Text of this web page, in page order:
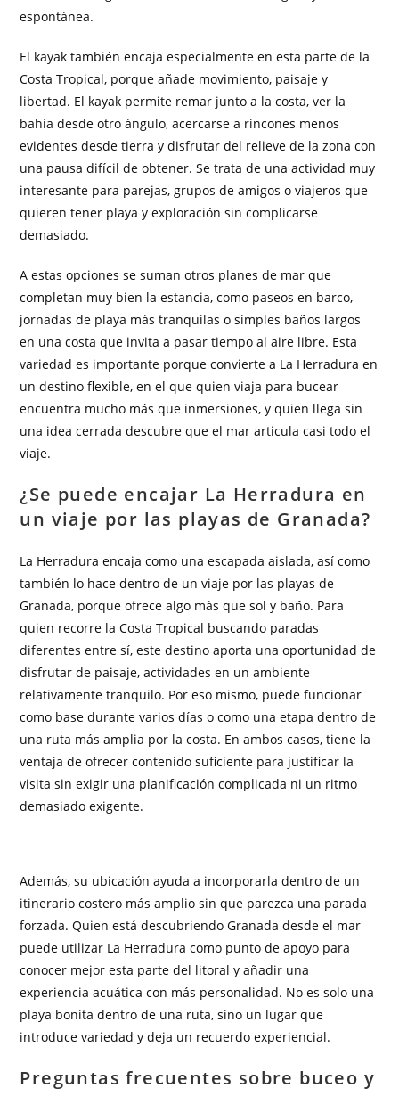
espontánea.
El kayak también encaja especialmente en esta parte de la
Costa Tropical, porque añade movimiento, paisaje y
libertad. El kayak permite remar junto a la costa, ver la
bahía desde otro ángulo, acercarse a rincones menos
evidentes desde tierra y disfrutar del relieve de la zona con
una pausa difícil de obtener. Se trata de una actividad muy
interesante para parejas, grupos de amigos o viajeros que
quieren tener playa y exploración sin complicarse
demasiado.
A estas opciones se suman otros planes de mar que
completan muy bien la estancia, como paseos en barco,
jornadas de playa más tranquilas o simples baños largos
en una costa que invita a pasar tiempo al aire libre. Esta
variedad es importante porque convierte a La Herradura en
un destino flexible, en el que quien viaja para bucear
encuentra mucho más que inmersiones, y quien llega sin
una idea cerrada descubre que el mar articula casi todo el
viaje.
¿Se puede encajar La Herradura en
un viaje por las playas de Granada?
La Herradura encaja como una escapada aislada, así como
también lo hace dentro de un viaje por las playas de
Granada, porque ofrece algo más que sol y baño. Para
quien recorre la Costa Tropical buscando paradas
diferentes entre sí, este destino aporta una oportunidad de
disfrutar de paisaje, actividades en un ambiente
relativamente tranquilo. Por eso mismo, puede funcionar
como base durante varios días o como una etapa dentro de
una ruta más amplia por la costa. En ambos casos, tiene la
ventaja de ofrecer contenido suficiente para justificar la
visita sin exigir una planificación complicada ni un ritmo
demasiado exigente.
Además, su ubicación ayuda a incorporarla dentro de un
itinerario costero más amplio sin que parezca una parada
forzada. Quien está descubriendo Granada desde el mar
puede utilizar La Herradura como punto de apoyo para
conocer mejor esta parte del litoral y añadir una
experiencia acuática con más personalidad. No es solo una
playa bonita dentro de una ruta, sino un lugar que
introduce variedad y deja un recuerdo experiencial.
Preguntas frecuentes sobre buceo y